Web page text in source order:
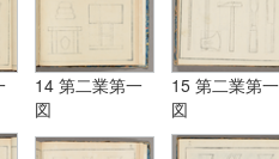
14 第二業第一
図
15 第二業第一
図